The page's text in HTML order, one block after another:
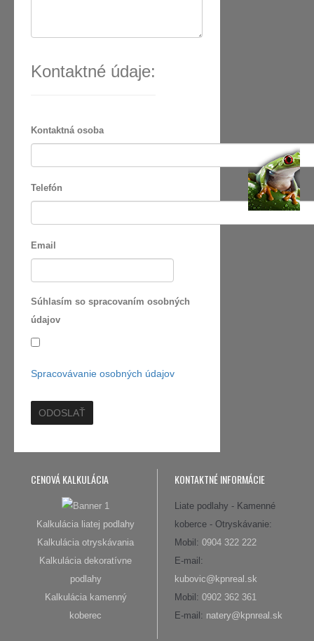
Kontaktné údaje:
Kontaktná osoba
Telefón
Email
Súhlasím so spracovaním osobných
údajov
Spracovávanie osobných údajov
CENOVÁ KALKULÁCIA
Kalkulácia liatej podlahy
Kalkulácia otryskávania
Kalkulácia dekoratívne
podlahy
Kalkulácia kamenný
koberec
KONTAKTNÉ INFORMÁCIE
Liate podlahy - Kamenné
koberce - Otryskávanie:
Mobil: 0904 322 222
E-mail:
kubovic@kpnreal.sk
Mobil: 0902 362 361
E-mail: natery@kpnreal.sk